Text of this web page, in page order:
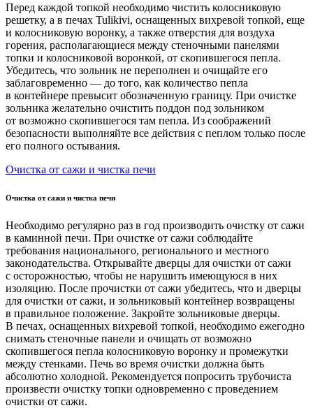
Перед каждой топкой необходимо чистить колосниковую
решетку, а в печах Tulikivi, оснащенных вихревой топкой, еще
и колосниковую воронку, а также отверстия для воздуха
горения, располагающиеся между стеночными панелями
топки и колосниковой воронкой, от скопившегося пепла.
Убедитесь, что зольник не переполнен и очищайте его
заблаговременно — до того, как количество пепла
в контейнере превысит обозначенную границу. При очистке
зольника желательно очистить поддон под зольником
от возможно скопившегося там пепла. Из соображений
безопасности выполняйте все действия с пеплом только после
его полного остывания.
Очистка от сажи и чистка печи
Очистка от сажи и чистка печи
Необходимо регулярно раз в год производить очистку от сажи
в каминной печи. При очистке от сажи соблюдайте
требования национального, регионального и местного
законодательства. Открывайте дверцы для очистки от сажи
с осторожностью, чтобы не нарушить имеющуюся в них
изоляцию. После прочистки от сажи убедитесь, что и дверцы
для очистки от сажи, и зольниковый контейнер возвращены
в правильное положение. Закройте зольниковые дверцы.
В печах, оснащенных вихревой топкой, необходимо ежегодно
снимать стеночные панели и очищать от возможно
скопившегося пепла колосниковую воронку и промежутки
между стенками. Печь во время очистки должна быть
абсолютно холодной. Рекомендуется попросить трубочиста
произвести очистку топки одновременно с проведением
очистки от сажи.